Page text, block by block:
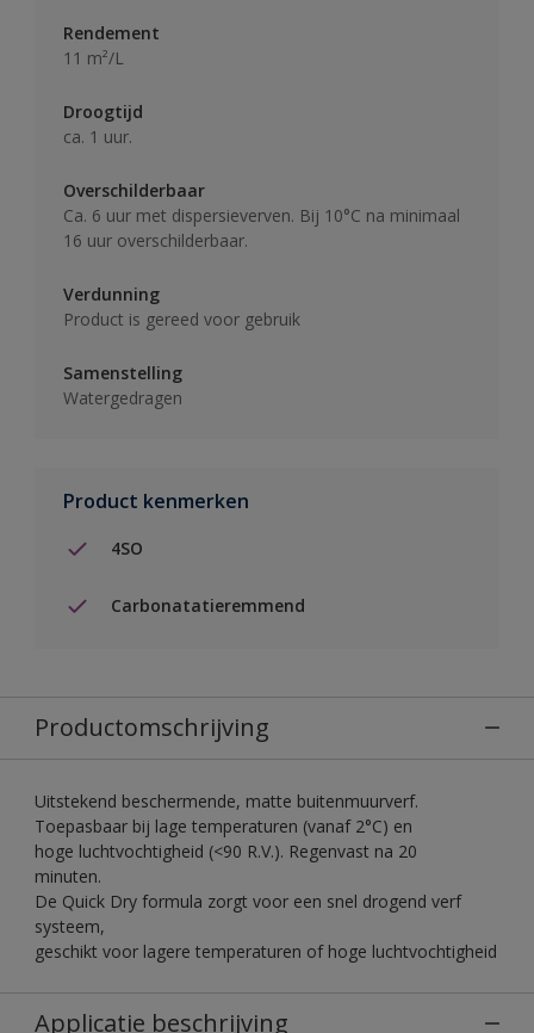
Rendement
11 m²/L
Droogtijd
ca. 1 uur.
Overschilderbaar
Ca. 6 uur met dispersieverven. Bij 10°C na minimaal
16 uur overschilderbaar.
Verdunning
Product is gereed voor gebruik
Samenstelling
Watergedragen
Product kenmerken
4SO
Carbonatatieremmend
Productomschrijving
Uitstekend beschermende, matte buitenmuurverf.
Toepasbaar bij lage temperaturen (vanaf 2°C) en
hoge luchtvochtigheid (<90 R.V.). Regenvast na 20
minuten.
De Quick Dry formula zorgt voor een snel drogend verf
systeem,
geschikt voor lagere temperaturen of hoge luchtvochtigheid
Applicatie beschrijving